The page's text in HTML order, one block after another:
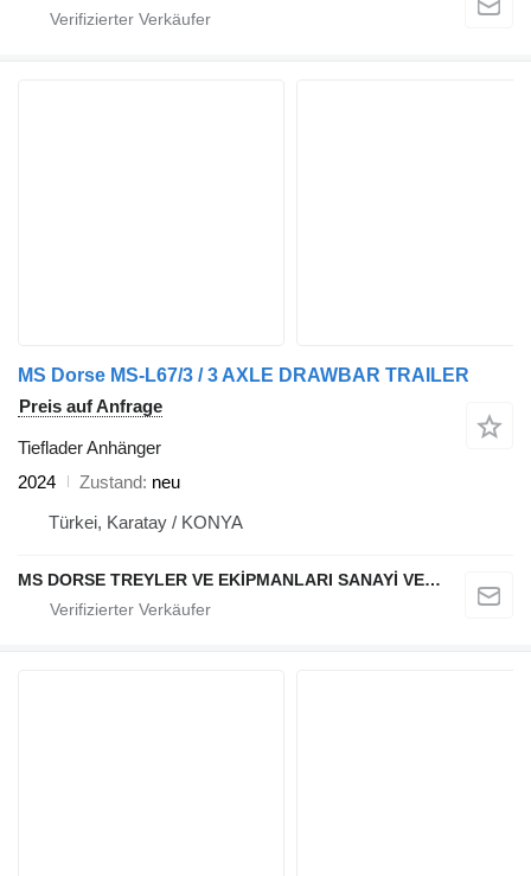
MS Dorse MS-L67/3 / 3 AXLE DRAWBAR TRAILER
Preis auf Anfrage
Tieflader Anhänger
2024
Zustand neu
Türkei, Karatay / KONYA
MS DORSE TREYLER VE EKİPMANLARI SANAYİ VE TİCARET LTD STİ